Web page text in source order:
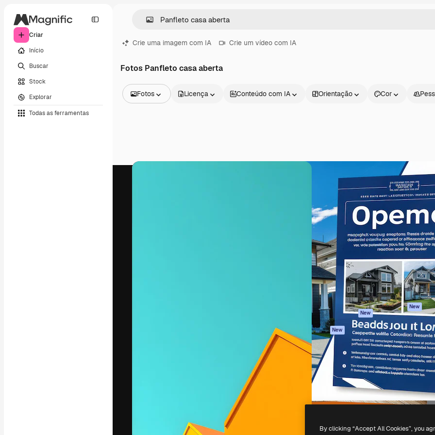
Criar
Início
Buscar
Stock
Explorar
Todas as ferramentas
Crie uma imagem com IA Crie um vídeo com IA
Fotos Panfleto casa aberta
Fotos
Vídeos
Licença Conteúdo com IA Orientação Cor
Produtos
Spaces
Assistente de IA
Gerador de
imagens
Gerador de vídeos
Texto para voz
Conteúdo de stock
MCP para
Claude/ChatGPT
New
Agentes New
API
App móvel
Todas as
ferramentas
Começar
Academy
Documentação
Atendimento
Termos e
condições
Política de
privacidade
Originais New
Política de
Central de
confiabilidade
Afiliados
Empresas
2026Freepik Company S.L.U. Todos os direitos reservados.
By clicking “Accept All Cookies”, you